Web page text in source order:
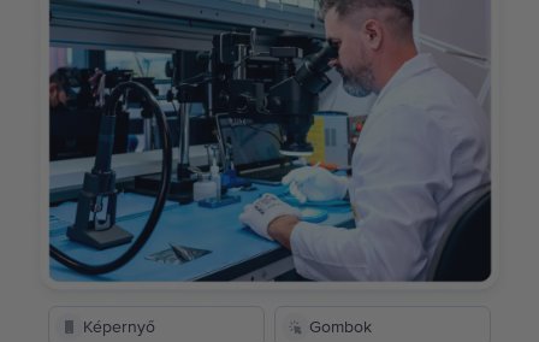
Képernyő Gombok